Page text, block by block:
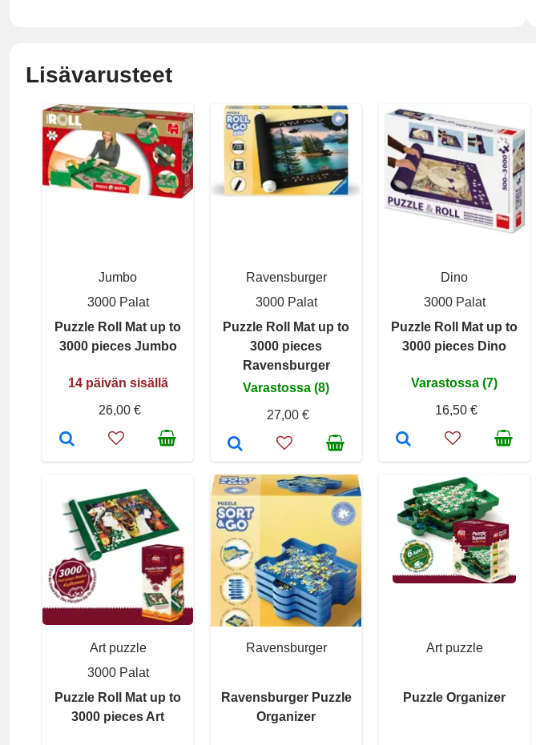
Lisävarusteet
Jumbo
3000 Palat
Puzzle Roll Mat up to
3000 pieces Jumbo
14 päivän sisällä
26,00 €
Ravensburger
3000 Palat
Puzzle Roll Mat up to
3000 pieces
Ravensburger
Varastossa (8)
27,00 €
Dino
3000 Palat
Puzzle Roll Mat up to
3000 pieces Dino
Varastossa (7)
16,50 €
Art puzzle
3000 Palat
Puzzle Roll Mat up to
3000 pieces Art
Ravensburger
Ravensburger Puzzle
Organizer
Art puzzle
Puzzle Organizer